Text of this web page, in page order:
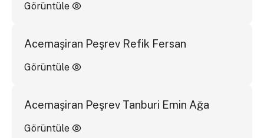
Görüntüle
Acemaşiran Peşrev Refik Fersan
Görüntüle
Acemaşiran Peşrev Tanburi Emin Ağa
Görüntüle